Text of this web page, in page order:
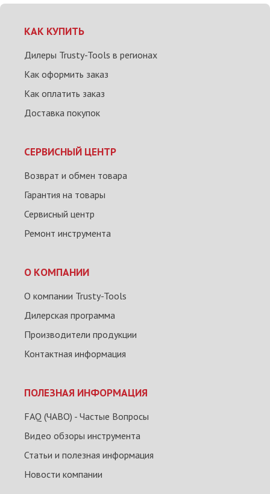
КАК КУПИТЬ
Дилеры Trusty-Tools в регионах
Как оформить заказ
Как оплатить заказ
Доставка покупок
СЕРВИСНЫЙ ЦЕНТР
Возврат и обмен товара
Гарантия на товары
Сервисный центр
Ремонт инструмента
О КОМПАНИИ
О компании Trusty-Tools
Дилерская программа
Производители продукции
Контактная информация
ПОЛЕЗНАЯ ИНФОРМАЦИЯ
FAQ (ЧАВО) - Частые Вопросы
Видео обзоры инструмента
Статьи и полезная информация
Новости компании